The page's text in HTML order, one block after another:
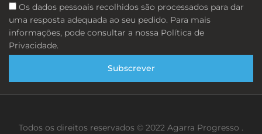
Consentimento
Os dados pessoais recolhidos são processados ​​para dar
uma resposta adequada ao seu pedido. Para mais
informações, pode consultar a nossa Política de
Privacidade.
Subscrever
Todos os direitos reservados © 2022 Agarra Progresso .